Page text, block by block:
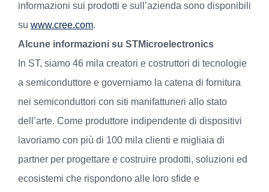
informazioni sui prodotti e sull’azienda sono disponibili
su www.cree.com.
Alcune informazioni su STMicroelectronics
In ST, siamo 46 mila creatori e costruttori di tecnologie
a semiconduttore e governiamo la catena di fornitura
nei semiconduttori con siti manifatturieri allo stato
dell’arte. Come produttore indipendente di dispositivi
lavoriamo con più di 100 mila clienti e migliaia di
partner per progettare e costruire prodotti, soluzioni ed
ecosistemi che rispondono alle loro sfide e